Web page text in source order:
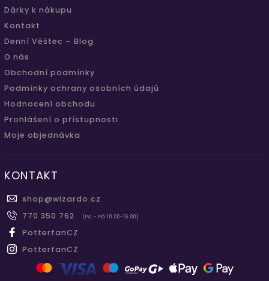
Dárky k nákupu
Kontakt
Denní Věštec – Blog
O nás
Obchodní podmínky
Podmínky ochrany osobních údajů
Hodnocení obchodu
Prohlášení o přístupnosti
Moje objednávka
KONTAKT
shop@wizardo.cz
770 350 762
(Po - Pá 10.00-16.00)
PotterfanCZ
PotterfanCZ